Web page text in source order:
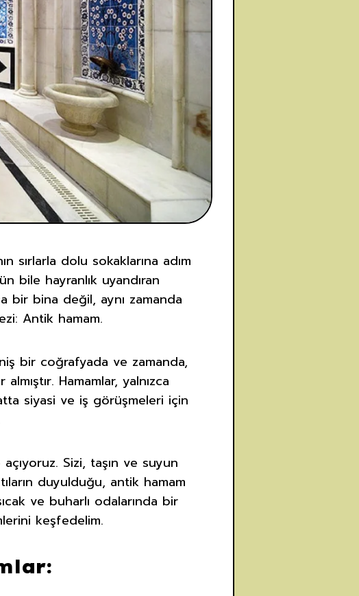
sırlarla dolu sokaklarına adım
bile hayranlık uyandıran
bir bina değil, aynı zamanda
Antik hamam.
bir coğrafyada ve zamanda,
Hamamlar, yalnızca
siyasi ve iş görüşmeleri için
Sizi, taşın ve suyun
duyulduğu, antik hamam
ve buharlı odalarında bir
keşfedelim.